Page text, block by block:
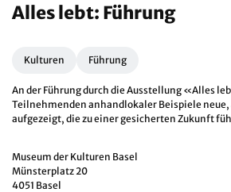
Alles lebt: Führung
Kulturen Führung
An der Führung durch die Ausstellung «Alles
Teilnehmenden anhandlokaler Beispiele
aufgezeigt, die zu einer gesicherten Zukunft
Museum der Kulturen Basel
Münsterplatz 20
4051 Basel